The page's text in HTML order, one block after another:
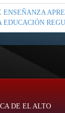
ENSEÑANZA
EDUCACIÓN
DE EL ALTO